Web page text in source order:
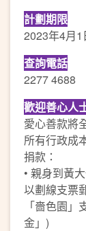
計劃期限
2023年4月1
查詢電話
2277 4688
歡迎善心人
愛心善款將
所有行政成
捐款：
• 親身到黃
以劃線支票
「嗇色園
金」)